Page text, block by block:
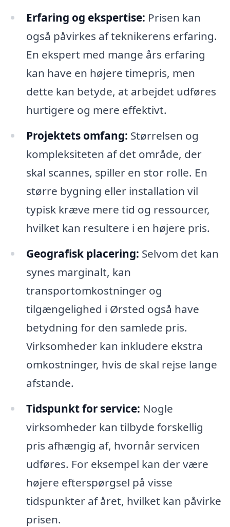
Erfaring og ekspertise: Prisen kan
også påvirkes af teknikerens erfaring.
En ekspert med mange års erfaring
kan have en højere timepris, men
dette kan betyde, at arbejdet udføres
hurtigere og mere effektivt.
Projektets omfang: Størrelsen og
kompleksiteten af det område, der
skal scannes, spiller en stor rolle. En
større bygning eller installation vil
typisk kræve mere tid og ressourcer,
hvilket kan resultere i en højere pris.
Geografisk placering: Selvom det kan
synes marginalt, kan
transportomkostninger og
tilgængelighed i Ørsted også have
betydning for den samlede pris.
Virksomheder kan inkludere ekstra
omkostninger, hvis de skal rejse lange
afstande.
Tidspunkt for service: Nogle
virksomheder kan tilbyde forskellig
pris afhængig af, hvornår servicen
udføres. For eksempel kan der være
højere efterspørgsel på visse
tidspunkter af året, hvilket kan påvirke
prisen.